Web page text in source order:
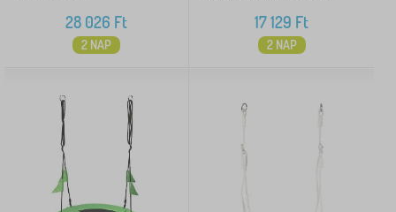
28 026 Ft
2 NAP
17 129 Ft
2 NAP